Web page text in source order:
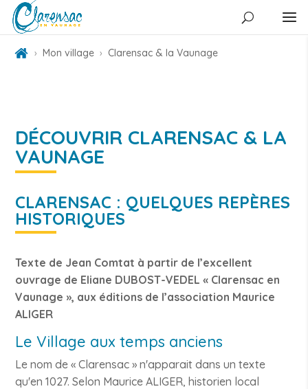
Mon village Clarensac & la Vaunage
DÉCOUVRIR CLARENSAC & LA
VAUNAGE
CLARENSAC : QUELQUES REPÈRES
HISTORIQUES
Texte de Jean Comtat à partir de l’excellent
ouvrage de Eliane DUBOST-VEDEL « Clarensac en
Vaunage », aux éditions de l’association Maurice
ALIGER
Le Village aux temps anciens
Le nom de « Clarensac » n'apparait dans un texte
qu'en 1027. Selon Maurice ALIGER, historien local